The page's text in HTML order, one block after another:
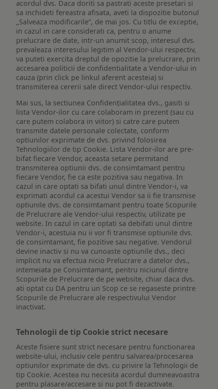
acordul dvs. Daca doriti sa pastrati aceste presetari si
sa inchideti fereastra afisata, aveti la dispozitie butonul
„Salveaza modificarile”, de mai jos. Cu titlu de exceptie,
in cazul in care considerati ca, pentru o anume
prelucrare de date, intr-un anumit scop, interesul dvs.
prevaleaza interesului legitim al Vendor-ului respectiv,
va puteti exercita dreptul de opozitie la prelucrare, prin
accesarea politicii de confidentialitate a Vendor-ului in
cauza (prin click pe linkul aferent acesteia) si
transmiterea cererii sale direct Vendor-ului respectiv.
Mai sus, la sectiunea Confidențialitatea dvs., gasiti si
lista Vendor-ilor cu care colaboram in prezent (sau cu
care putem colabora in viitor) si catre care putem
transmite datele personale colectate, conform
optiunilor exprimate de dvs. privind folosirea
Tehnologiilor de tip Cookie. Lista Vendor-ilor are pre-
bifat fiecare Vendor, aceasta setare permitand
transmiterea optiunii dvs. de consimtamant pentru
fiecare Vendor, fie ca este pozitiva sau negativa. In
cazul in care optati sa bifati unul dintre Vendor-i, va
exprimati acordul ca acestui Vendor sa ii fie transmise
optiunile dvs. de consimtamant pentru toate Scopurile
de Prelucrare ale Vendor-ului respectiv, utilizate pe
website. In cazul in care optati sa debifati unul dintre
Vendor-i, acestuia nu ii vor fi transmise optiunile dvs.
de consimtamant, fie pozitive sau negative. Vendorul
devine inactiv si nu va cunoaste optiunile dvs., deci
implicit nu va efectua nicio Prelucrare a datelor dvs.,
intemeiata pe Consimtamant, pentru niciunul dintre
Scopurile de Prelucrare de pe website, chiar daca dvs.
ati optat cu DA pentru un Scop ce se regaseste printre
Scopurile de Prelucrare ale respectivului Vendor
inactivat.
Tehnologii de tip Cookie strict necesare
Aceste fisiere sunt strict necesare pentru functionarea
website-ului, inclusiv cele pentru salvarea/procesarea
optiunilor exprimate de dvs. cu privire la Tehnologii de
tip Cookie. Acestea nu necesita acordul dumneavoastra
pentru plasare/accesare si nu pot fi dezactivate.